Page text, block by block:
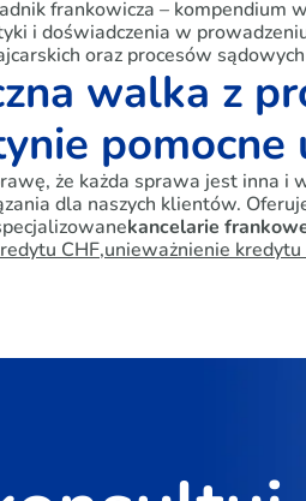
frankowicza – kompendium
i doświadczenia w
oraz procesów
walka z
że każda sprawa jest inna i
dla naszych klientów.
kancelarie
CHF,unieważnienie kredytu